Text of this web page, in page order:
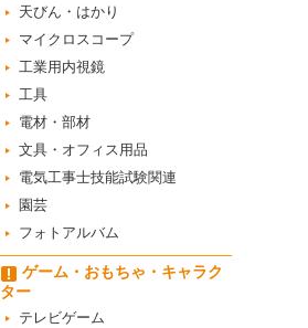
天びん・はかり
マイクロスコープ
工業用内視鏡
工具
電材・部材
文具・オフィス用品
電気工事士技能試験関連
園芸
フォトアルバム
ゲーム・おもちゃ・キャラク
ター
テレビゲーム